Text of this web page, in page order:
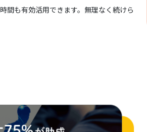
間も有効活用できます。無理なく続けら